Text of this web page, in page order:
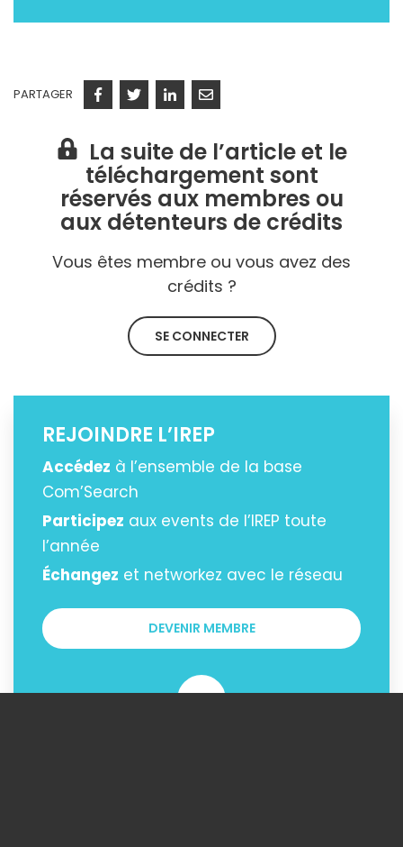
PARTAGER Facebook
TwitterLinkedinCourriel
La suite de l’article et le
téléchargement sont
réservés aux membres ou
aux détenteurs de crédits
Vous êtes membre ou vous avez des
crédits ?
SE CONNECTER
REJOINDRE L’IREP
Accédez à l’ensemble de la base
Com’Search
Participez aux events de l’IREP toute
l’année
Échangez et networkez avec le réseau
DEVENIR MEMBRE
OU